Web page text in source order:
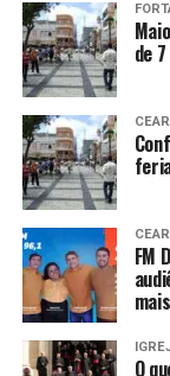
de
FM
O